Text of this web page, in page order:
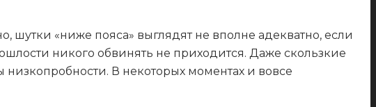
шутки «ниже пояса» выглядят не вполне адекватно, если
никого обвинять не приходится. Даже скользкие
В некоторых моментах и вовсе